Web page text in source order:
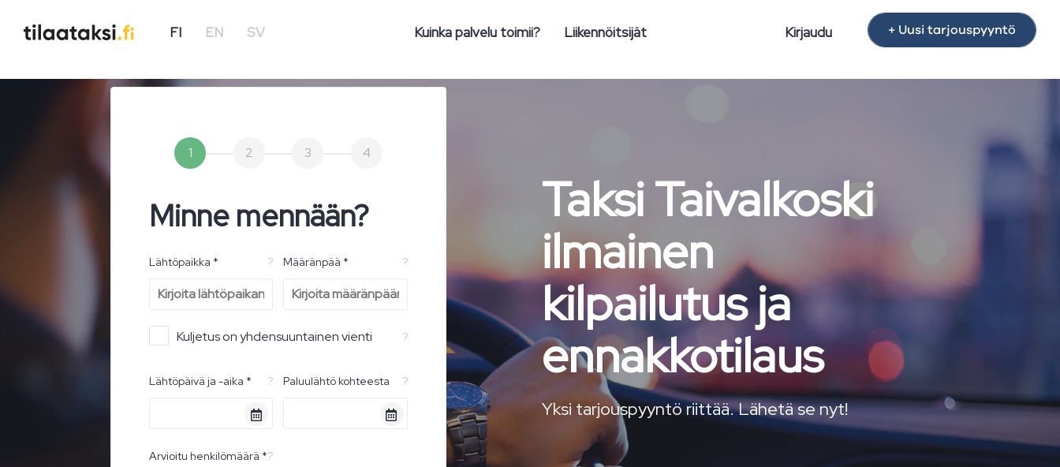
FI EN SV Kuinka palvelu toimii? Liikennöitsijät Kirjaudu + Uusi tarjouspyyntö
1 2 3 4
Minne mennään?
Lähtöpaikka * ? Määränpää * ?
Kuljetus on yhdensuuntainen vienti ?
Lähtöpäivä ja -aika * ? Paluulähtö kohteesta ?
Arvioitu henkilömäärä *?
Taksi Taivalkoski
ilmainen
kilpailutus ja
ennakkotilaus
Yksi tarjouspyyntö riittää. Lähetä se nyt!